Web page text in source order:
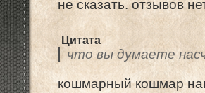
не сказать. отзывов
Цитата
что вы думаете
кошмарный кошмар